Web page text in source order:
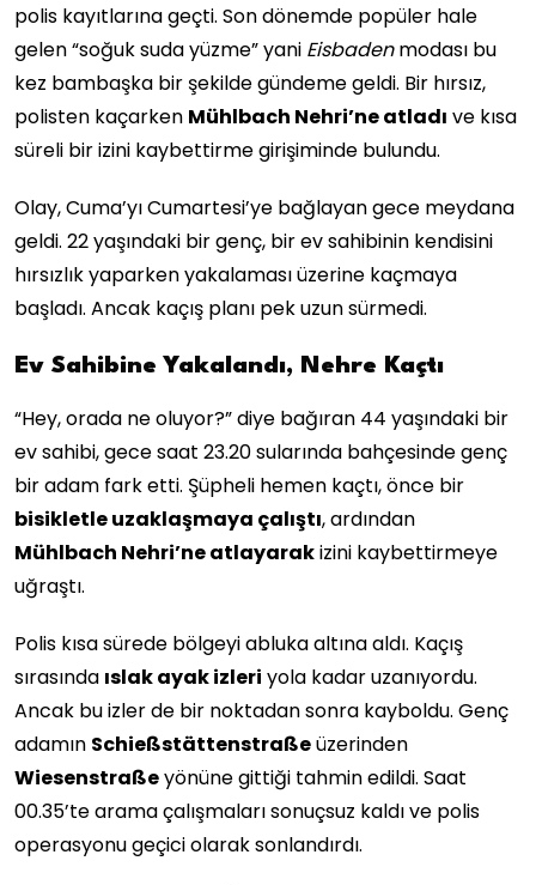
polis kayıtlarına geçti. Son dönemde popüler hale
gelen “soğuk suda yüzme” yani Eisbadenmodası bu
kez bambaşka bir şekilde gündeme geldi. Bir hırsız,
polisten kaçarken Mühlbach Nehri’ne atladı ve kısa
süreli bir izini kaybettirme girişiminde bulundu.
Olay, Cuma’yı Cumartesi’ye bağlayan gece meydana
geldi. 22 yaşındaki bir genç, bir ev sahibinin kendisini
hırsızlık yaparken yakalaması üzerine kaçmaya
başladı. Ancak kaçış planı pek uzun sürmedi.
Ev Sahibine Yakalandı, Nehre Kaçtı
“Hey, orada ne oluyor?” diye bağıran 44 yaşındaki bir
ev sahibi, gece saat 23.20 sularında bahçesinde genç
bir adam fark etti. Şüpheli hemen kaçtı, önce bir
bisikletle uzaklaşmaya çalıştı, ardından
Mühlbach Nehri’ne atlayarakizini kaybettirmeye
uğraştı.
Polis kısa sürede bölgeyi abluka altına aldı. Kaçış
sırasında ıslak ayak izleri yola kadar uzanıyordu.
Ancak bu izler de bir noktadan sonra kayboldu. Genç
adamın Schießstättenstraßeüzerinden
Wiesenstraßeyönüne gittiği tahmin edildi. Saat
00.35’te arama çalışmaları sonuçsuz kaldı ve polis
operasyonu geçici olarak sonlandırdı.